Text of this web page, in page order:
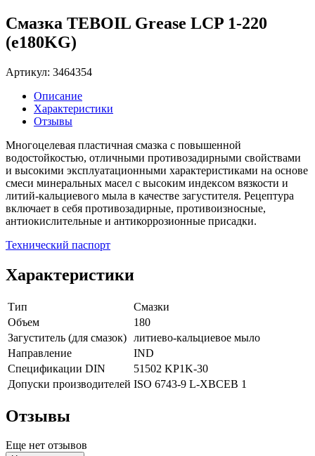
Смазка TEBOIL Grease LCP 1-220
(e180KG)
Артикул: 3464354
Описание
Характеристики
Отзывы
Многоцелевая пластичная смазка с повышенной
водостойкостью, отличными противозадирными свойствами
и высокими эксплуатационными характеристиками на основе
смеси минеральных масел с высоким индексом вязкости и
литий-кальциевого мыла в качестве загустителя. Рецептура
включает в себя противозадирные, противоизносные,
антиокислительные и антикоррозионные присадки.
Технический паспорт
Характеристики
Тип
Смазки
Объем
180
Загуститель (для смазок) литиево-кальциевое мыло
Направление
IND
Спецификации DIN
51502 KP1K-30
Допуски производителей ISO 6743-9 L-XBCEB 1
Отзывы
Еще нет отзывов